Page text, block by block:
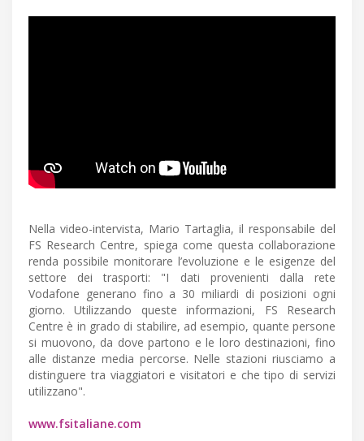
Nella video-intervista, Mario Tartaglia, il responsabile del
FS Research Centre, spiega come questa collaborazione
renda possibile monitorare l’evoluzione e le esigenze del
settore dei trasporti: "I dati provenienti dalla rete
Vodafone generano fino a 30 miliardi di posizioni ogni
giorno. Utilizzando queste informazioni, FS Research
Centre è in grado di stabilire, ad esempio, quante persone
si muovono, da dove partono e le loro destinazioni, fino
alle distanze media percorse. Nelle stazioni riusciamo a
distinguere tra viaggiatori e visitatori e che tipo di servizi
utilizzano".
www.fsitaliane.com